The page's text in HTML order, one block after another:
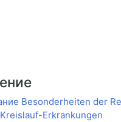
Besonderheiten der
Erkrankungen